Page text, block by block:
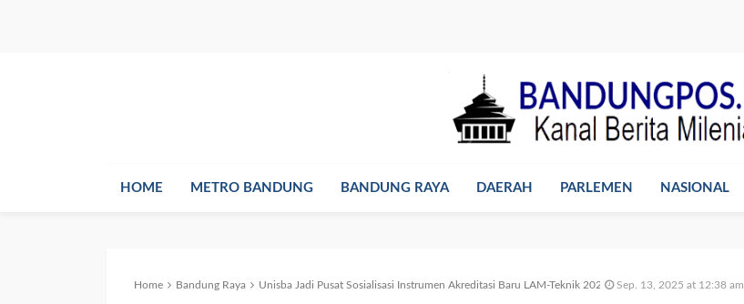
HOME METRO BANDUNG BANDUNG RAYA DAERAH PARLEMEN NASIONAL
Home Bandung Raya Unisba Jadi Pusat Sosialisasi Instrumen Akreditasi Baru LAM-Teknik 2025 Sep. 13, 2025 at 12:38 am